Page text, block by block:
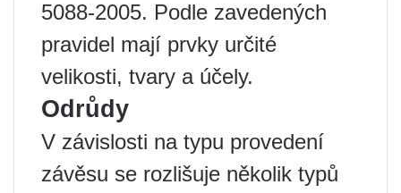
5088-2005. Podle zavedených
pravidel mají prvky určité
velikosti, tvary a účely.
Odrůdy
V závislosti na typu provedení
závěsu se rozlišuje několik typů